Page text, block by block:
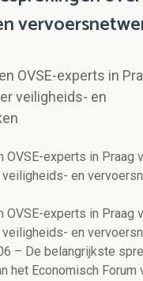
OVSE-experts in
veiligheids- en
OVSE-experts in Praag
en
OVSE-experts in Praag
en
– De belangrijkste
het Economisch Forum